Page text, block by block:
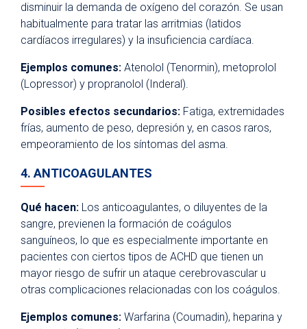
disminuir la demanda de oxígeno del corazón. Se usan
habitualmente para tratar las arritmias (latidos
cardíacos irregulares) y la insuficiencia cardíaca.
Ejemplos comunes: Atenolol (Tenormin), metoprolol
(Lopressor) y propranolol (Inderal).
Posibles efectos secundarios: Fatiga, extremidades
frías, aumento de peso, depresión y, en casos raros,
empeoramiento de los síntomas del asma.
4. ANTICOAGULANTES
Qué hacen: Los anticoagulantes, o diluyentes de la
sangre, previenen la formación de coágulos
sanguíneos, lo que es especialmente importante en
pacientes con ciertos tipos de ACHD que tienen un
mayor riesgo de sufrir un ataque cerebrovascular u
otras complicaciones relacionadas con los coágulos.
Ejemplos comunes: Warfarina (Coumadin), heparina y